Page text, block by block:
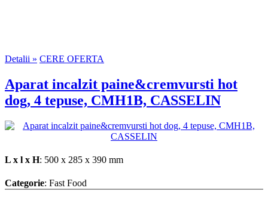
Detalii » CERE OFERTA
Aparat incalzit paine&cremvursti hot
dog, 4 tepuse, CMH1B, CASSELIN
L x l x H: 500 x 285 x 390 mm
Categorie: Fast Food